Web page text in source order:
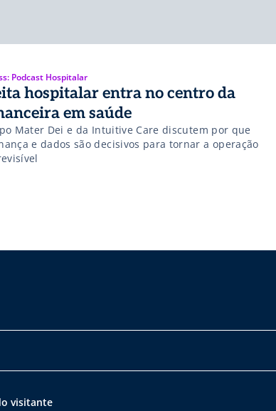
Podcast Hospitalar
hospitalar entra no centro da
em saúde
Mater Dei e da Intuitive Care discutem por que
e dados são decisivos para tornar a operação
visitante